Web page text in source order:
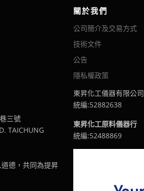
三號
TAICHUNG
德，共同為提昇
關於我們
公司簡介及交易方式
技術文件
公告
隱私權政策
東昇化工儀器有限公司
統編:52882638
東昇化工原料儀器行
統編:52488869